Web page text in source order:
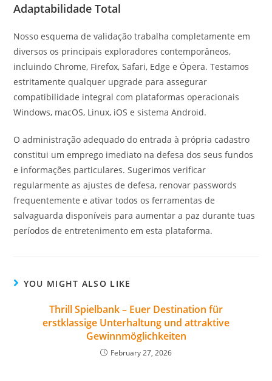
Adaptabilidade Total
Nosso esquema de validação trabalha completamente em
diversos os principais exploradores contemporâneos,
incluindo Chrome, Firefox, Safari, Edge e Ópera. Testamos
estritamente qualquer upgrade para assegurar
compatibilidade integral com plataformas operacionais
Windows, macOS, Linux, iOS e sistema Android.
O administração adequado do entrada à própria cadastro
constitui um emprego imediato na defesa dos seus fundos
e informações particulares. Sugerimos verificar
regularmente as ajustes de defesa, renovar passwords
frequentemente e ativar todos os ferramentas de
salvaguarda disponíveis para aumentar a paz durante tuas
períodos de entretenimento em esta plataforma.
YOU MIGHT ALSO LIKE
Thrill Spielbank – Euer Destination für
erstklassige Unterhaltung und attraktive
Gewinnmöglichkeiten
February 27, 2026